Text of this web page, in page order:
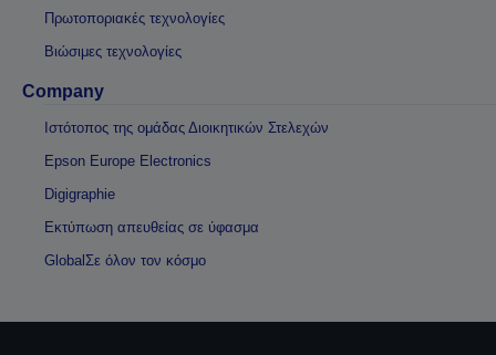
Πρωτοποριακές τεχνολογίες
Βιώσιμες τεχνολογίες
Company
Ιστότοπος της ομάδας Διοικητικών Στελεχών
Epson Europe Electronics
Digigraphie
Εκτύπωση απευθείας σε ύφασμα
GlobalΣε όλον τον κόσμο